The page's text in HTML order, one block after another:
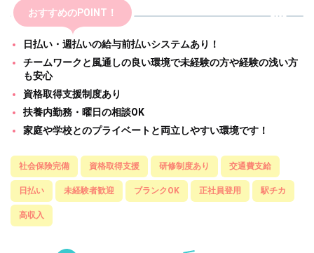
おすすめのPOINT！
日払い・週払いの給与前払いシステムあり！
チームワークと風通しの良い環境で未経験の方や経験の浅い方
も安心
資格取得支援制度あり
扶養内勤務・曜日の相談OK
家庭や学校とのプライベートと両立しやすい環境です！
社会保険完備 資格取得支援 研修制度あり 交通費支給
日払い 未経験者歓迎 ブランクOK 正社員登用 駅チカ
高収入